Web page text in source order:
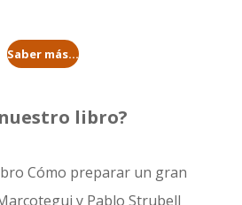
Saber más...
libro?